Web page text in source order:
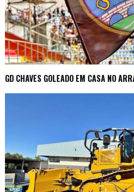
GD CHAVES GOLEADO EM CASA NO